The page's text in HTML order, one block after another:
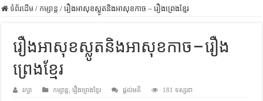
សីលធម៌នៅក្នុងសង្គមខ្មែរ – សៀវភៅចំណេះដឹងទូទៅ
ទំលៀមទម្លាប់ប្រពៃណីជនជាតិចិន – សៀវភៅចំណេះដឹងទូទៅ
ដើមកំណើតអង្គរ – សៀវភៅចំណេះដឹងទូទៅ
ដើមកំណើតជនជាតិខ្មែរ – អត្ថបទស្រាវជ្រាវ
ទំព័រដើម / កម្សាន្ត / រឿងអាសុខស្លូតនិងអាសុខកាច – រឿងព្រេងខ្មែរ
រឿងអាសុខស្លូតនិងអាសុខកាច – រឿង
ព្រេងខ្មែរ
រក្សា កម្សាន្ត ,រឿងព្រេងខ្មែរ ផ្តល់មតិ 181 ទស្សនា